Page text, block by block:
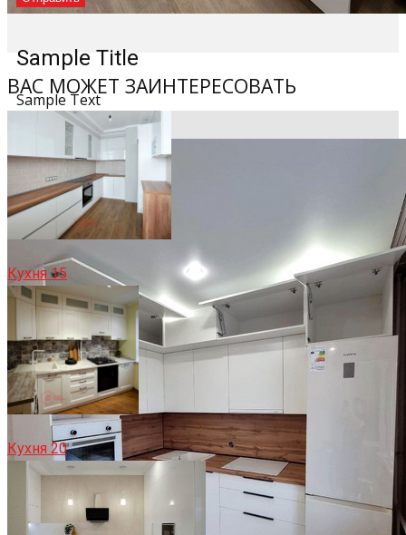
Sample Title
Sample Text
ВАС МОЖЕТ ЗАИНТЕРЕСОВАТЬ
Кухня 15
Кухня 20